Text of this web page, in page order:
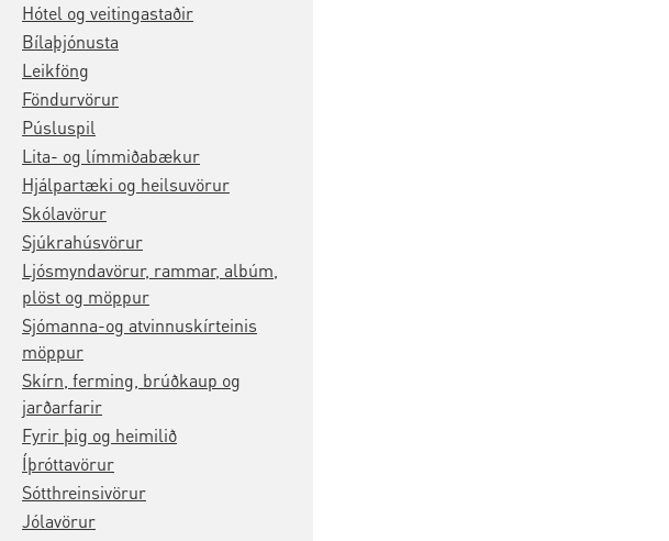
Hótel og veitingastaðir
Bílaþjónusta
Leikföng
Föndurvörur
Púsluspil
Lita- og límmiðabækur
Hjálpartæki og heilsuvörur
Skólavörur
Sjúkrahúsvörur
Ljósmyndavörur, rammar, albúm,
plöst og möppur
Sjómanna-og atvinnuskírteinis
möppur
Skírn, ferming, brúðkaup og
jarðarfarir
Fyrir þig og heimilið
Íþróttavörur
Sótthreinsivörur
Jólavörur